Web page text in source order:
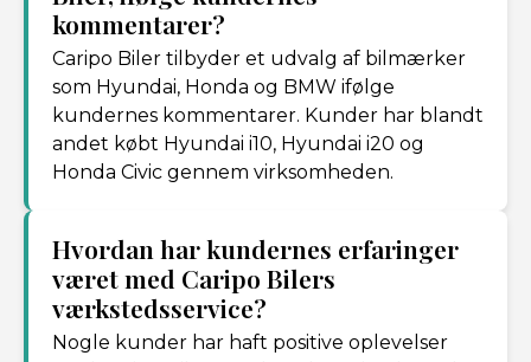
kommentarer?
Caripo Biler tilbyder et udvalg af bilmærker
som Hyundai, Honda og BMW ifølge
kundernes kommentarer. Kunder har blandt
andet købt Hyundai i10, Hyundai i20 og
Honda Civic gennem virksomheden.
Hvordan har kundernes erfaringer
været med Caripo Bilers
værkstedsservice?
Nogle kunder har haft positive oplevelser